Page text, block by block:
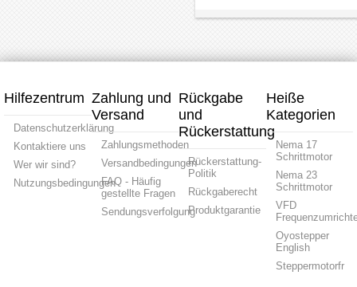
Robotik: Auch in der
Leistungsanforderung gefragt
sind, werden
Außenläufermotoren
Hilfezentrum
Datenschutzerklärung
Kontaktiere uns
Wer wir sind?
Nutzungsbedingungen
Zahlung und
Versand
Zahlungsmethoden
Versandbedingungen
FAQ - Häufig
gestellte Fragen
Sendungsverfolgung
Rückgabe
und
Rückerstattung
Rückerstattung-
Politik
Rückgaberecht
Produktgarantie
Heiße
Kategorien
Nema 17
Schrittmotor
Nema 23
Schrittmotor
VFD
Oyostepper
English
Steppermotorfr